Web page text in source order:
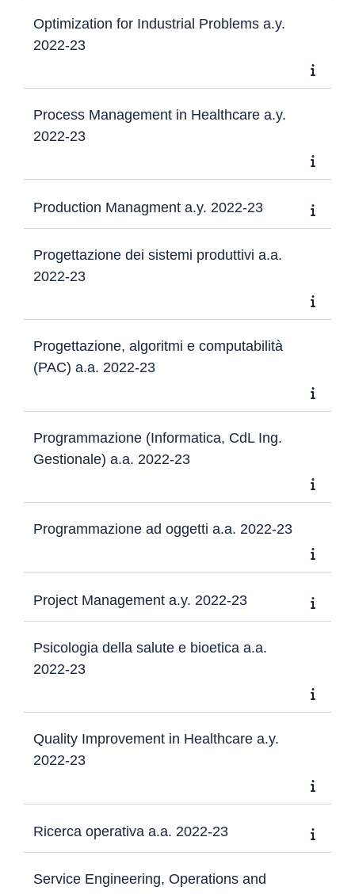
Optimization for Industrial Problems a.y.
2022-23
Process Management in Healthcare a.y.
2022-23
Production Managment a.y. 2022-23
Progettazione dei sistemi produttivi a.a.
2022-23
Progettazione, algoritmi e computabilità
(PAC) a.a. 2022-23
Programmazione (Informatica, CdL Ing.
Gestionale) a.a. 2022-23
Programmazione ad oggetti a.a. 2022-23
Project Management a.y. 2022-23
Psicologia della salute e bioetica a.a.
2022-23
Quality Improvement in Healthcare a.y.
2022-23
Ricerca operativa a.a. 2022-23
Service Engineering, Operations and